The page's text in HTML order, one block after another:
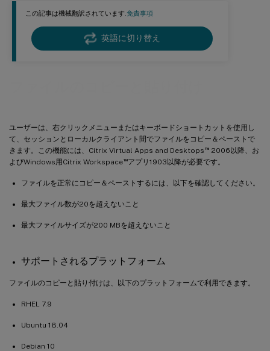
この記事は機械翻訳されています.免責事項
英語に切り替え
ユーザーは、右クリックメニューまたはキーボードショートカットを使用し
て、セッションとローカルクライアント間でファイルをコピー＆ペーストで
きます。この機能には、Citrix Virtual Apps and Desktops ™2006以降、お
よびWindows用Citrix Workspace™アプリ1903以降が必要です。
ファイルを正常にコピー＆ペーストするには、以下を確認してください。
最大ファイル数が20を超えないこと
最大ファイルサイズが200 MBを超えないこと
サポートされるプラットフォーム
ファイルのコピーと貼り付けは、以下のプラットフォームで利用できます。
RHEL 7.9
Ubuntu 18.04
Debian 10